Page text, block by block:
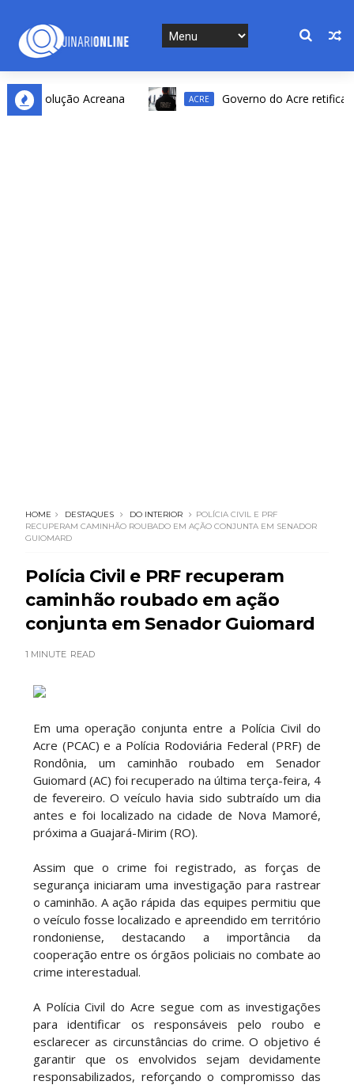
Acreana ACRE Governo do Acre retifica
HOME DESTAQUES DO INTERIOR
POLÍCIA CIVIL E PRF
RECUPERAM CAMINHÃO ROUBADO EM AÇÃO CONJUNTA EM SENADOR
GUIOMARD
Polícia Civil e PRF recuperam
caminhão roubado em ação
conjunta em Senador Guiomard
1 MINUTE READ
Em uma operação conjunta entre a Polícia Civil do
Acre (PCAC) e a Polícia Rodoviária Federal (PRF) de
Rondônia, um caminhão roubado em Senador
Guiomard (AC) foi recuperado na última terça-feira, 4
de fevereiro. O veículo havia sido subtraído um dia
antes e foi localizado na cidade de Nova Mamoré,
próxima a Guajará-Mirim (RO).
Assim que o crime foi registrado, as forças de
segurança iniciaram uma investigação para rastrear
o caminhão. A ação rápida das equipes permitiu que
o veículo fosse localizado e apreendido em território
rondoniense, destacando a importância da
cooperação entre os órgãos policiais no combate ao
crime interestadual.
A Polícia Civil do Acre segue com as investigações
para identificar os responsáveis pelo roubo e
esclarecer as circunstâncias do crime. O objetivo é
garantir que os envolvidos sejam devidamente
responsabilizados, reforçando o compromisso das